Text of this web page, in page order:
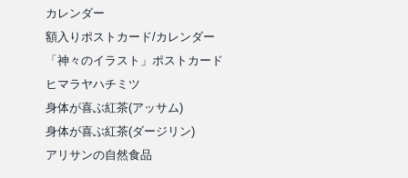
カレンダー
額入りポストカード/カレンダー
「神々のイラスト」ポストカード
ヒマラヤハチミツ
身体が喜ぶ紅茶(アッサム)
身体が喜ぶ紅茶(ダージリン)
アリサンの自然食品